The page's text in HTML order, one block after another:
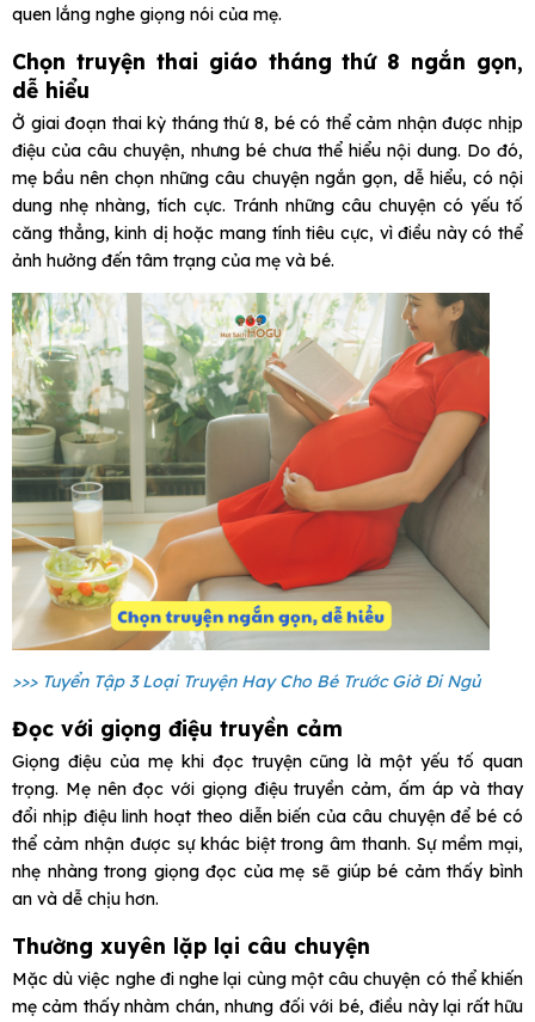
quen lắng nghe giọng nói của mẹ.
Chọn truyện thai giáo tháng thứ 8 ngắn gọn,
dễ hiểu
Ở giai đoạn thai kỳ tháng thứ 8, bé có thể cảm nhận được nhịp
điệu của câu chuyện, nhưng bé chưa thể hiểu nội dung. Do đó,
mẹ bầu nên chọn những câu chuyện ngắn gọn, dễ hiểu, có nội
dung nhẹ nhàng, tích cực. Tránh những câu chuyện có yếu tố
căng thẳng, kinh dị hoặc mang tính tiêu cực, vì điều này có thể
ảnh hưởng đến tâm trạng của mẹ và bé.
>>> Tuyển Tập 3 Loại Truyện Hay Cho Bé Trước Giờ Đi Ngủ
Đọc với giọng điệu truyền cảm
Giọng điệu của mẹ khi đọc truyện cũng là một yếu tố quan
trọng. Mẹ nên đọc với giọng điệu truyền cảm, ấm áp và thay
đổi nhịp điệu linh hoạt theo diễn biến của câu chuyện để bé có
thể cảm nhận được sự khác biệt trong âm thanh. Sự mềm mại,
nhẹ nhàng trong giọng đọc của mẹ sẽ giúp bé cảm thấy bình
an và dễ chịu hơn.
Thường xuyên lặp lại câu chuyện
Mặc dù việc nghe đi nghe lại cùng một câu chuyện có thể khiến
mẹ cảm thấy nhàm chán, nhưng đối với bé, điều này lại rất hữu